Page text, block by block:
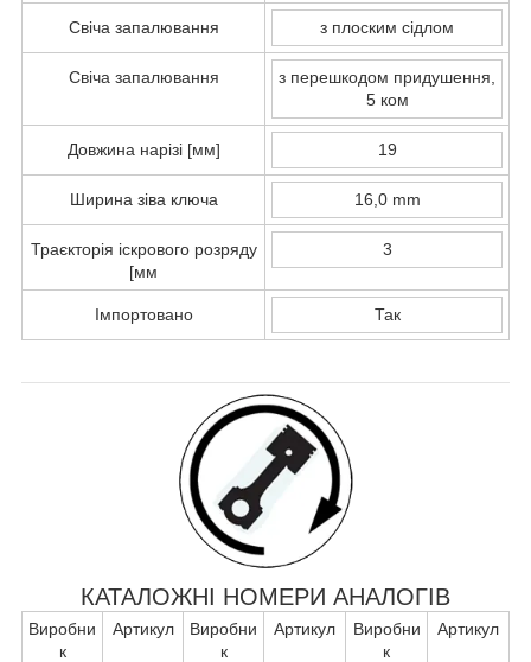
Свіча запалювання з плоским сідлом
Свіча запалювання
з перешкодом придушення,
5 ком
Довжина нарізі [мм] 19
Ширина зіва ключа 16,0 mm
Траєкторія іскрового розряду
[мм
3
Імпортовано Так
КАТАЛОЖНІ НОМЕРИ АНАЛОГІВ
Виробни
к
Артикул
Виробни
к
Артикул
Виробни
к
Артикул